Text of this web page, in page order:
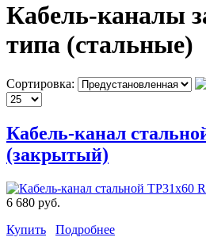
Кабель-каналы
типа (стальные)
Сортировка:
Кабель-канал
(закрытый)
6 680 руб.
Купить
Подробнее